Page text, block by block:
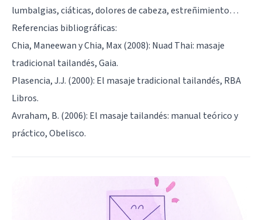
lumbalgias, ciáticas, dolores de cabeza, estreñimiento…
Referencias bibliográficas:
Chia, Maneewan y Chia, Max (2008): Nuad Thai: masaje
tradicional tailandés, Gaia.
Plasencia, J.J. (2000): El masaje tradicional tailandés, RBA
Libros.
Avraham, B. (2006): El masaje tailandés: manual teórico y
práctico, Obelisco.